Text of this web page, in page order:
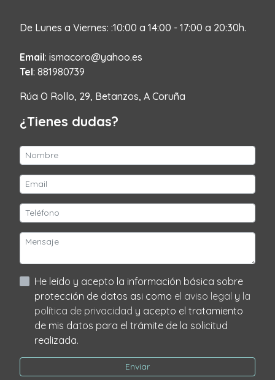
De Lunes a Viernes: :10:00 a 14:00 - 17:00 a 20:30h.
Email: ismacoro@yahoo.es
Tel: 881980739
Rúa O Rollo, 29, Betanzos, A Coruña
¿Tienes dudas?
He leído y acepto la información básica sobre
protección de datos asi como el aviso legal y la
política de privacidad y acepto el tratamiento
de mis datos para el trámite de la solicitud
realizada.
Enviar